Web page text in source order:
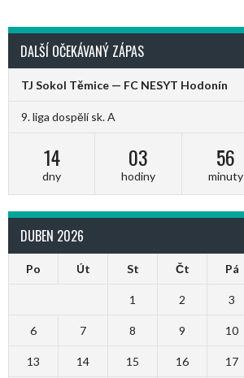
DALŠÍ OČEKÁVANÝ ZÁPAS
TJ Sokol Těmice — FC NESYT Hodonín
9. liga dospělí sk. A
14
dny
03
hodiny
56
minuty
DUBEN 2026
Po Út St Čt Pá
1 2 3
6 7 8 9 10
13 14 15 16 17